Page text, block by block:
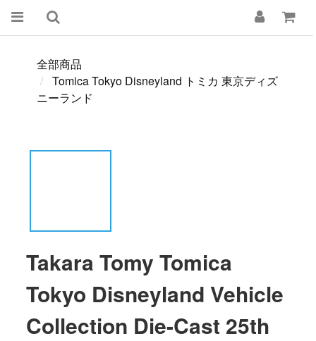
全部商品
Tomica Tokyo Disneyland トミカ 東京ディズ
ニーランド
Takara Tomy Tomica
Tokyo Disneyland Vehicle
Collection Die-Cast 25th